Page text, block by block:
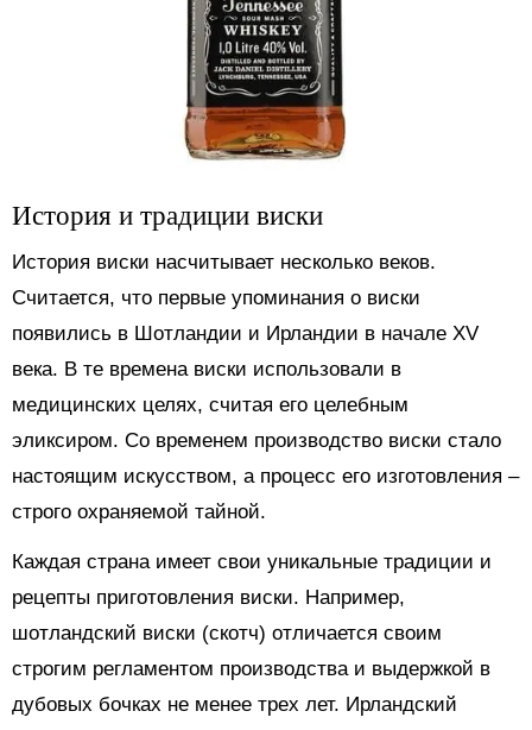
История и традиции виски
История виски насчитывает несколько веков.
Считается, что первые упоминания о виски
появились в Шотландии и Ирландии в начале XV
века. В те времена виски использовали в
медицинских целях, считая его целебным
эликсиром. Со временем производство виски стало
настоящим искусством, а процесс его изготовления –
строго охраняемой тайной.
Каждая страна имеет свои уникальные традиции и
рецепты приготовления виски. Например,
шотландский виски (скотч) отличается своим
строгим регламентом производства и выдержкой в
дубовых бочках не менее трех лет. Ирландский